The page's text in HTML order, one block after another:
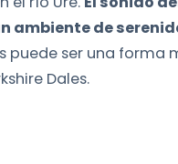
ambiente de
puede ser una forma
Dales.